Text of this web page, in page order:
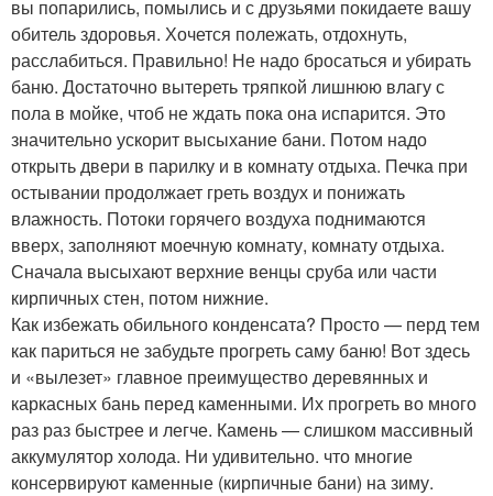
вы попарились, помылись и с друзьями покидаете вашу
обитель здоровья. Хочется полежать, отдохнуть,
расслабиться. Правильно! Не надо бросаться и убирать
баню. Достаточно вытереть тряпкой лишнюю влагу с
пола в мойке, чтоб не ждать пока она испарится. Это
значительно ускорит высыхание бани. Потом надо
открыть двери в парилку и в комнату отдыха. Печка при
остывании продолжает греть воздух и понижать
влажность. Потоки горячего воздуха поднимаются
вверх, заполняют моечную комнату, комнату отдыха.
Сначала высыхают верхние венцы сруба или части
кирпичных стен, потом нижние.
Как избежать обильного конденсата? Просто — перд тем
как париться не забудьте прогреть саму баню! Вот здесь
и «вылезет» главное преимущество деревянных и
каркасных бань перед каменными. Их прогреть во много
раз раз быстрее и легче. Камень — слишком массивный
аккумулятор холода. Ни удивительно. что многие
консервируют каменные (кирпичные бани) на зиму.